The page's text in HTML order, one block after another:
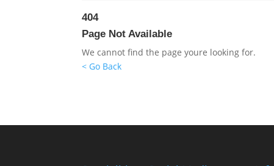
404
Page Not Available
We cannot find the page youre looking for.
< Go Back